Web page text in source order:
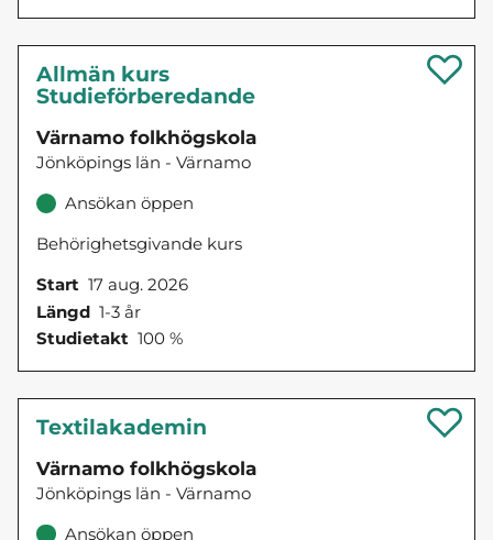
Allmän kurs
Studieförberedande
Värnamo folkhögskola
Jönköpings län - Värnamo
Ansökan öppen
Behörighetsgivande kurs
Start 17 aug. 2026
Längd 1-3 år
Studietakt 100 %
Textilakademin
Värnamo folkhögskola
Jönköpings län - Värnamo
Ansökan öppen